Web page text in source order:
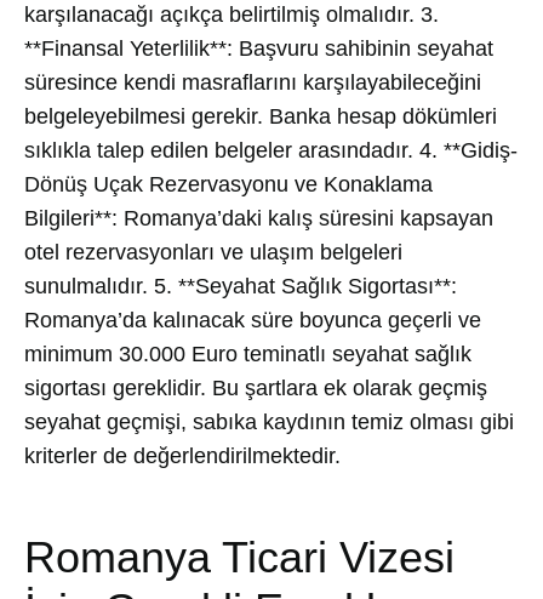
karşılanacağı açıkça belirtilmiş olmalıdır. 3.
**Finansal Yeterlilik**: Başvuru sahibinin seyahat
süresince kendi masraflarını karşılayabileceğini
belgeleyebilmesi gerekir. Banka hesap dökümleri
sıklıkla talep edilen belgeler arasındadır. 4. **Gidiş-
Dönüş Uçak Rezervasyonu ve Konaklama
Bilgileri**: Romanya’daki kalış süresini kapsayan
otel rezervasyonları ve ulaşım belgeleri
sunulmalıdır. 5. **Seyahat Sağlık Sigortası**:
Romanya’da kalınacak süre boyunca geçerli ve
minimum 30.000 Euro teminatlı seyahat sağlık
sigortası gereklidir. Bu şartlara ek olarak geçmiş
seyahat geçmişi, sabıka kaydının temiz olması gibi
kriterler de değerlendirilmektedir.
Romanya Ticari Vizesi